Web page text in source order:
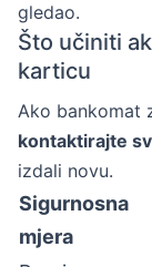
gledao.
Što učiniti
karticu
Ako bankomat
kontaktirajte
izdali novu.
Sigurnosna
mjera